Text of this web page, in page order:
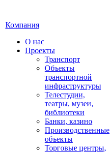
Компания
О нас
Проекты
Транспорт
Объекты
транспортной
инфраструктуры
Телестудии,
театры, музеи,
библиотеки
Банки, казино
Производственные
объекты
Торговые центры,